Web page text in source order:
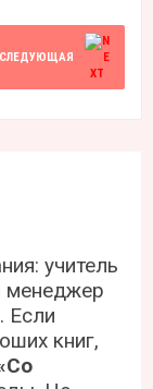
СЛЕДУЮЩАЯ
учитель
менеджер
Если
книг,